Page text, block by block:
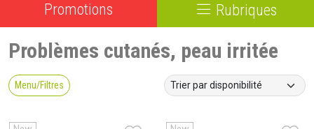
Promotions Rubriques
Problèmes cutanés, peau irritée
Menu/Filtres